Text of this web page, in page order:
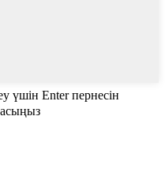
үшін Enter пернесін